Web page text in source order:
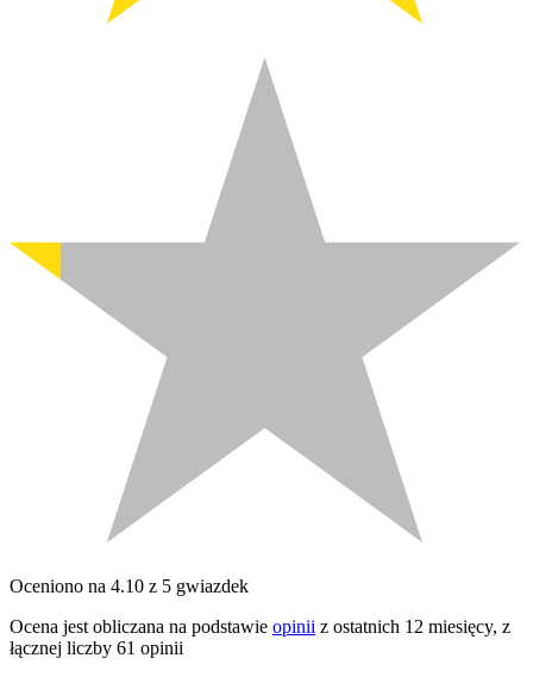
Oceniono na 4.10 z 5 gwiazdek
Ocena jest obliczana na podstawie opinii z ostatnich 12 miesięcy, z
łącznej liczby 61 opinii